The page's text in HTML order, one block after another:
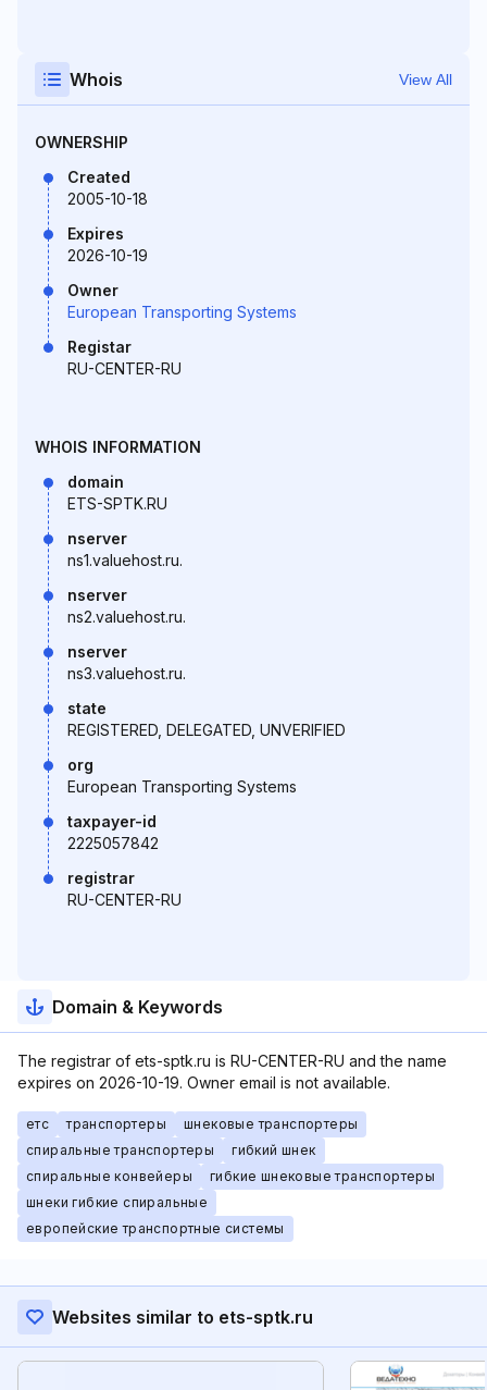
Whois View All
OWNERSHIP
Created
2005-10-18
Expires
2026-10-19
Owner
European Transporting Systems
Registar
RU-CENTER-RU
WHOIS INFORMATION
domain
ETS-SPTK.RU
nserver
ns1.valuehost.ru.
nserver
ns2.valuehost.ru.
nserver
ns3.valuehost.ru.
state
REGISTERED, DELEGATED, UNVERIFIED
org
European Transporting Systems
taxpayer-id
2225057842
registrar
RU-CENTER-RU
Domain & Keywords
The registrar of ets-sptk.ru is RU-CENTER-RU and the name
expires on 2026-10-19. Owner email is not available.
етс транспортеры
шнековые транспортеры
спиральные транспортеры
гибкий шнек
спиральные конвейеры
гибкие шнековые транспортеры
шнеки гибкие спиральные
европейские транспортные системы
Websites similar to ets-sptk.ru